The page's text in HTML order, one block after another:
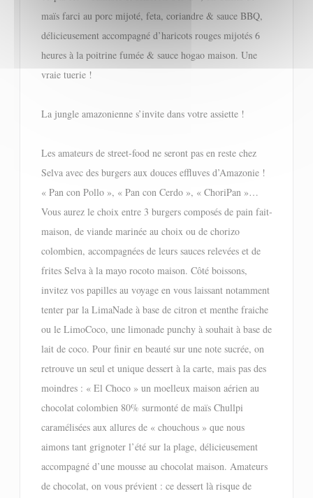
maïs farci au porc mijoté, feta, coriandre & sauce BBQ,
délicieusement accompagné d’haricots rouges mijotés 6
heures à la poitrine fumée & sauce hogao maison. Une
vraie tuerie !
La jungle amazonienne s’invite dans votre assiette !
Les amateurs de street-food ne seront pas en reste chez
Selva avec des burgers aux douces effluves d’Amazonie !
« Pan con Pollo », « Pan con Cerdo », « ChoriPan »…
Vous aurez le choix entre 3 burgers composés de pain fait-
maison, de viande marinée au choix ou de chorizo
colombien, accompagnées de leurs sauces relevées et de
frites Selva à la mayo rocoto maison. Côté boissons,
invitez vos papilles au voyage en vous laissant notamment
tenter par la LimaNade à base de citron et menthe fraiche
ou le LimoCoco, une limonade punchy à souhait à base de
lait de coco. Pour finir en beauté sur une note sucrée, on
retrouve un seul et unique dessert à la carte, mais pas des
moindres : « El Choco » un moelleux maison aérien au
chocolat colombien 80% surmonté de maïs Chullpi
caramélisées aux allures de « chouchous » que nous
aimons tant grignoter l’été sur la plage, délicieusement
accompagné d’une mousse au chocolat maison. Amateurs
de chocolat, on vous prévient : ce dessert là risque de